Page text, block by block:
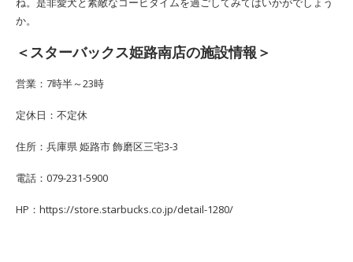
か。
＜スターバックス姫路南店の施設情報＞
営業：7時半～23時
定休日：不定休
住所：兵庫県 姫路市 飾磨区三宅3-3
電話：079-231-5900
HP：https://store.starbucks.co.jp/detail-1280/